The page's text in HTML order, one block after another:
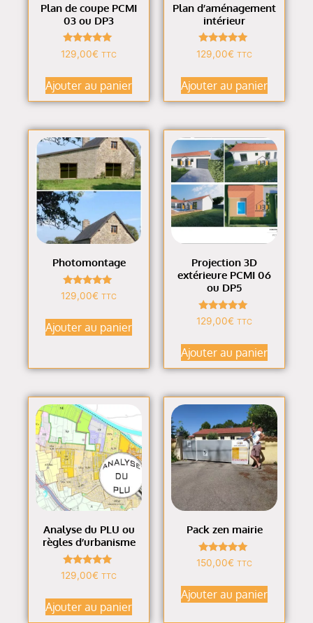
Plan de coupe PCMI
03 ou DP3
Note
4.90
129,00€ TTC
Ajouter au panier
Plan d’aménagement
intérieur
Note
4.94
129,00€ TTC
Ajouter au panier
Photomontage
Note
5.00
129,00€ TTC
Ajouter au panier
Projection 3D
extérieure PCMI 06
ou DP5
Note
4.87
129,00€ TTC
Ajouter au panier
Analyse du PLU ou
règles d’urbanisme
Note
4.91
129,00€ TTC
Ajouter au panier
Pack zen mairie
Note
5.00
150,00€ TTC
Ajouter au panier